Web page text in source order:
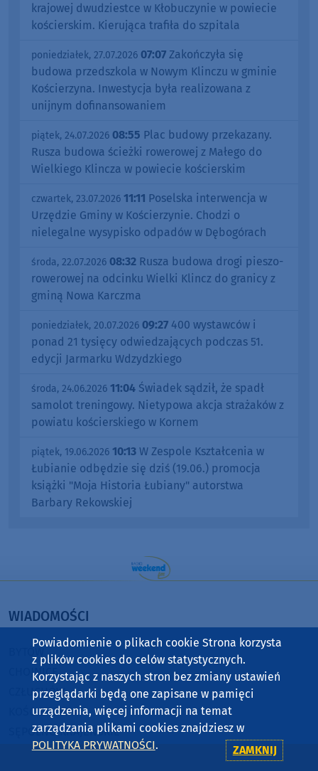
krajowej dwudziestce w Kłobuczynie w powiecie
kościerskim. Kierująca trafiła do szpitala
poniedziałek, 27.07.2026 07:07 Zakończyła się
budowa przedszkola w Nowym Klinczu w gminie
Kościerzyna. Inwestycja była realizowana z
unijnym dofinansowaniem
piątek, 24.07.2026 08:55 Plac budowy przekazany.
Rusza budowa ścieżki rowerowej z Małego do
Wielkiego Klincza w powiecie kościerskim
czwartek, 23.07.2026 11:11 Poselska interwencja w
Urzędzie Gminy w Kościerzynie. Chodzi o
nielegalne wysypisko odpadów w Dębogórach
środa, 22.07.2026 08:32 Rusza budowa drogi pieszo-
rowerowej na odcinku Wielki Klincz do granicy z
gminą Nowa Karczma
poniedziałek, 20.07.2026 09:27 400 wystawców i
ponad 21 tysięcy odwiedzających podczas 51.
edycji Jarmarku Wdzydzkiego
środa, 24.06.2026 11:04 Świadek sądził, że spadł
samolot treningowy. Nietypowa akcja strażaków z
powiatu kościerskiego w Kornem
piątek, 19.06.2026 10:13 W Zespole Kształcenia w
Łubianie odbędzie się dziś (19.06.) promocja
książki "Moja Historia Łubiany" autorstwa
Barbary Rekowskiej
WIADOMOŚCI
CHOJNICE
CZŁUCHÓW
KOŚCIERZYNA
SĘPÓLNO KRAJEŃSKIE
STAROGARD GDAŃSKI
Powiadomienie o plikach cookie Strona korzysta
z plików cookies do celów statystycznych.
Korzystając z naszych stron bez zmiany ustawień
przeglądarki będą one zapisane w pamięci
urządzenia, więcej informacji na temat
zarządzania plikami cookies znajdziesz w
POLITYKA PRYWATNOŚCI. ZAMKNIJ